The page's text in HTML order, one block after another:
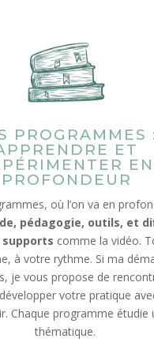
PROGRAMMES
ET
EN
PROFONDEUR
où l’on va en
pédagogie, outils, et
comme la vidéo.
à votre rythme. Si ma
je vous propose de
votre pratique
Chaque programme étudie
thématique.